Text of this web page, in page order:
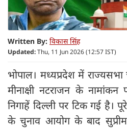
Written By: विकास सिंह
Updated:Thu, 11 Jun 2026 (12:57 IST)
भोपाल। मध्यप्रदेश में राज्यसभा
मीनाक्षी नटराजन के
निगाहें दिल्ली पर टिक गई है।
के चुनाव आयोग के बाद